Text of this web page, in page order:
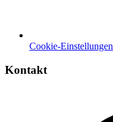
Cookie-Einstellungen
Kontakt